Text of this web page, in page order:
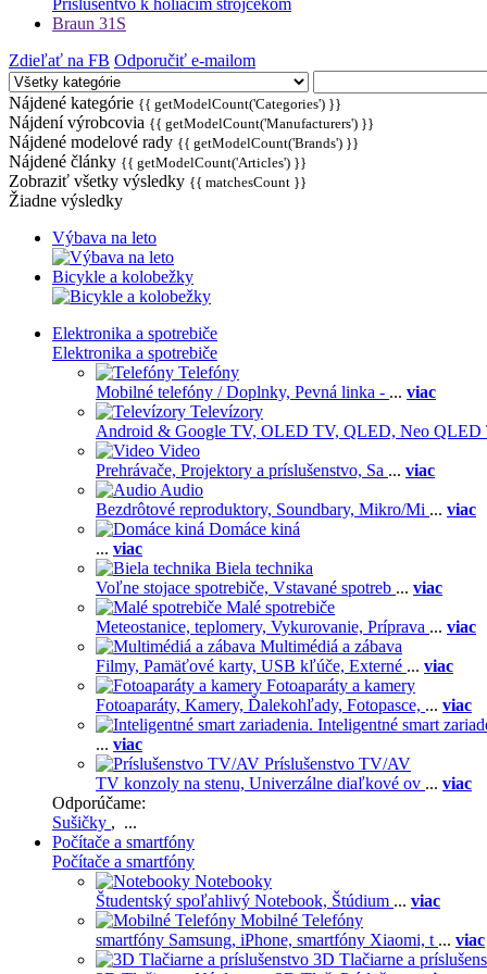
Príslušentvo k holiacim strojčekom
Braun 31S
Zdieľať na FB Odporučiť e-mailom
Nájdené kategórie {{ getModelCount('Categories') }}
Nájdení výrobcovia {{ getModelCount('Manufacturers') }}
Nájdené modelové rady {{ getModelCount('Brands') }}
Nájdené články {{ getModelCount('Articles') }}
Zobraziť všetky výsledky {{ matchesCount }}
Žiadne výsledky
Výbava na leto
Bicykle a kolobežky
Elektronika a spotrebiče
Elektronika a spotrebiče
Telefóny
Mobilné telefóny / Doplnky, Pevná linka - ... viac
Televízory
Android & Google TV, OLED TV, QLED, Neo QLED
Video
Prehrávače, Projektory a príslušenstvo, Sa ... viac
Audio
Bezdrôtové reproduktory, Soundbary, Mikro/Mi ... viac
Domáce kiná
... viac
Biela technika
Voľne stojace spotrebiče, Vstavané spotreb ... viac
Malé spotrebiče
Meteostanice, teplomery, Vykurovanie, Príprava ... viac
Multimédiá a zábava
Filmy, Pamäťové karty, USB kľúče, Externé ... viac
Fotoaparáty a kamery
Fotoaparáty, Kamery, Ďalekohľady, Fotopasce, ... viac
Inteligentné smart
... viac
Príslušenstvo TV/AV
TV konzoly na stenu, Univerzálne diaľkové ov ... viac
Odporúčame:
Sušičky , ...
Počítače a smartfóny
Počítače a smartfóny
Notebooky
Študentský spoľahlivý Notebook, Štúdium ... viac
Mobilné Telefóny
smartfóny Samsung, iPhone, smartfóny Xiaomi, t ... viac
3D Tlačiarne a